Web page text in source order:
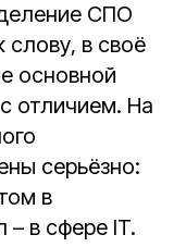
СПО
в своё
основной
отличием. На
серьёзно:
в
в сфере IT.